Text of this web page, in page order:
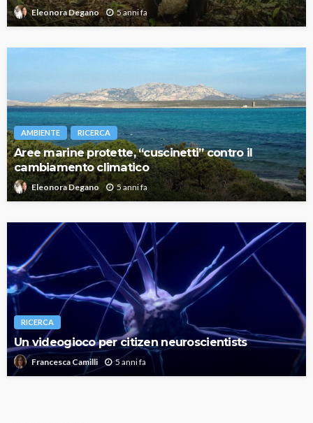
Eleonora Degano 5 anni fa
AMBIENTE RICERCA
Aree marine protette, “cuscinetti” contro il
cambiamento climatico
Eleonora Degano 5 anni fa
RICERCA
Un videogioco per citizen neuroscientists
Francesca Camilli 5 anni fa